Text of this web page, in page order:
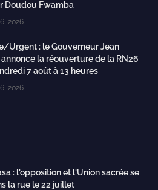
Doudou Fwamba
2026
Urgent : le Gouverneur Jean
la réouverture de la RN26
7 août à 13 heures
2026
: l'opposition et l'Union sacrée se
la rue le 22 juillet